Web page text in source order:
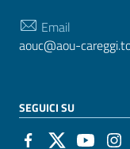
Email
aouc@aou-
SEGUICI SU